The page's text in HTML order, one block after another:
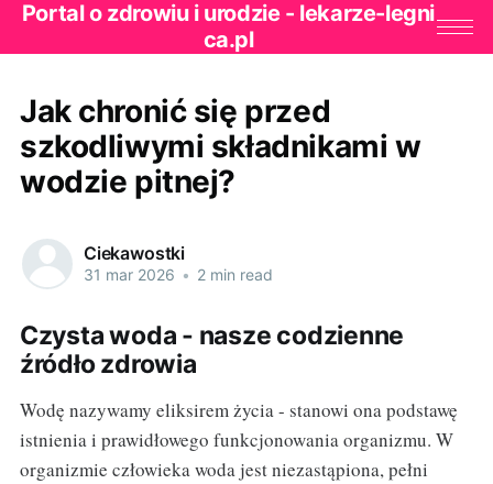
Portal o zdrowiu i urodzie - lekarze-legni
ca.pl
Jak chronić się przed
szkodliwymi składnikami w
wodzie pitnej?
Ciekawostki
31 mar 2026 • 2 min read
Czysta woda - nasze codzienne
źródło zdrowia
Wodę nazywamy eliksirem życia - stanowi ona podstawę
istnienia i prawidłowego funkcjonowania organizmu. W
organizmie człowieka woda jest niezastąpiona, pełni